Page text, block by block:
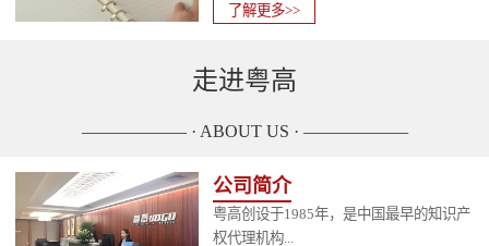
了解更多>>
走进粤高
—————— · ABOUT US · ——————
公司简介
粤高创设于1985年，是中国最早的知识产
权代理机构...